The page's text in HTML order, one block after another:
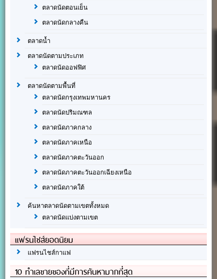
ตลาดนัดตอนเย็น
ตลาดนัดกลางคืน
ตลาดน้ำ
ตลาดนัดตามประเภท
ตลาดนัดออฟฟิศ
ตลาดนัดตามพื้นที่
ตลาดนัดกรุงเทพมหานคร
ตลาดนัดปริมณฑล
ตลาดนัดภาคกลาง
ตลาดนัดภาคเหนือ
ตลาดนัดภาคตะวันออก
ตลาดนัดภาคตะวันออกเฉียงเหนือ
ตลาดนัดภาคใต้
ค้นหาตลาดนัดตามเขตทั้งหมด
ตลาดนัดแบ่งตามเขต
แฟรนไชส์ยอดนิยม
แฟรนไชส์กาแฟ
10 ทำเลขายของที่มีการค้นหามากที่สุด